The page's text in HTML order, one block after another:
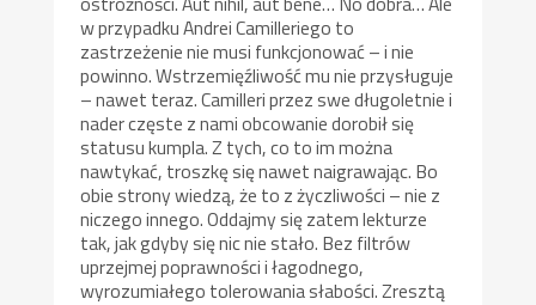
w przypadku Andrei Camilleriego to
zastrzeżenie nie musi funkcjonować – i nie
powinno. Wstrzemięźliwość mu nie przysługuje
– nawet teraz. Camilleri przez swe długoletnie i
nader częste z nami obcowanie dorobił się
statusu kumpla. Z tych, co to im można
nawtykać, troszkę się nawet naigrawając. Bo
obie strony wiedzą, że to z życzliwości – nie z
niczego innego. Oddajmy się zatem lekturze
tak, jak gdyby się nic nie stało. Bez filtrów
uprzejmej poprawności i łagodnego,
wyrozumiałego tolerowania słabości. Zresztą